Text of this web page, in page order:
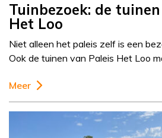
Tuinbezoek: de
Het Loo
Niet alleen het paleis zelf is een
Ook de tuinen van Paleis Het Loo
Meer